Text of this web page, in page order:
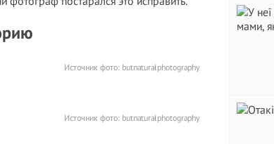
Источник фото: butnaturalphotography
Источник фото: butnaturalphotography